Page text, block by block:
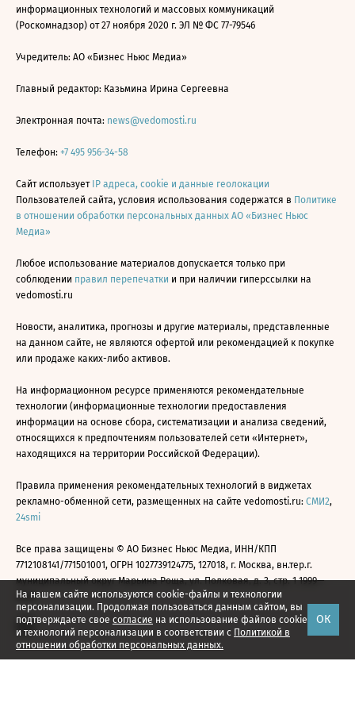
На нашем сайте используются cookie-файлы и технологии
персонализации. Продолжая пользоваться данным сайтом, вы
подтверждаете свое согласие на использование файлов cookie
и технологий персонализации в соответствии с Политикой в
отношении обработки персональных данных.
ОК
информационных технологий и массовых коммуникаций
(Роскомнадзор) от 27 ноября 2020 г. ЭЛ № ФС 77-79546
Учредитель: АО «Бизнес Ньюс Медиа»
Главный редактор: Казьмина Ирина Сергеевна
Электронная почта: news@vedomosti.ru
Телефон: +7 495 956-34-58
Сайт использует IP адреса, cookie и данные геолокации
Пользователей сайта, условия использования содержатся в Политике
в отношении обработки персональных данных АО «Бизнес Ньюс
Медиа»
Любое использование материалов допускается только при
соблюдении правил перепечатки и при наличии гиперссылки на
vedomosti.ru
Новости, аналитика, прогнозы и другие материалы, представленные
на данном сайте, не являются офертой или рекомендацией к покупке
или продаже каких-либо активов.
На информационном ресурсе применяются рекомендательные
технологии (информационные технологии предоставления
информации на основе сбора, систематизации и анализа сведений,
относящихся к предпочтениям пользователей сети «Интернет»,
находящихся на территории Российской Федерации).
Правила применения рекомендательных технологий в виджетах
рекламно-обменной сети, размещенных на сайте vedomosti.ru: СМИ2,
24smi
Все права защищены © АО Бизнес Ньюс Медиа, ИНН/КПП
7712108141/771501001, ОГРН 1027739124775, 127018, г. Москва, вн.тер.г.
муниципальный округ Марьина Роща, ул. Полковая, д. 3, стр. 1 1999—
2026